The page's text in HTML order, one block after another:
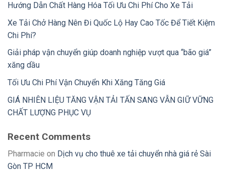
Hướng Dẫn Chất Hàng Hóa Tối Ưu Chi Phí Cho Xe Tải
Xe Tải Chở Hàng Nên Đi Quốc Lộ Hay Cao Tốc Để Tiết Kiệm
Chi Phí?
Giải pháp vận chuyển giúp doanh nghiệp vượt qua “bão giá”
xăng dầu
Tối Ưu Chi Phí Vận Chuyển Khi Xăng Tăng Giá
GIÁ NHIÊN LIỆU TĂNG VẬN TẢI TẤN SANG VẪN GIỮ VỮNG
CHẤT LƯỢNG PHỤC VỤ
Recent Comments
Pharmacie on Dịch vụ cho thuê xe tải chuyển nhà giá rẻ Sài
Gòn TP HCM